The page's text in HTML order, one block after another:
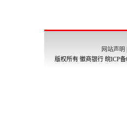
网站声明
版权所有 徽商银行 皖ICP备